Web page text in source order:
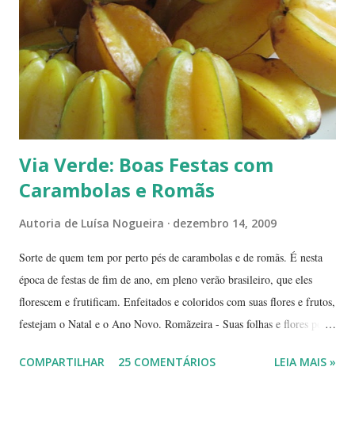
A moça que aparece na...
Via Verde: Boas Festas com
Carambolas e Romãs
Autoria de Luísa Nogueira dezembro 14, 2009
Sorte de quem tem por perto pés de carambolas e de romãs. É nesta
época de festas de fim de ano, em pleno verão brasileiro, que eles
florescem e frutificam. Enfeitados e coloridos com suas flores e frutos,
festejam o Natal e o Ano Novo. Romãzeira - Suas folhas e flores por
por tons mesclados de rosa, amarelo e laranja. No meio das flores
COMPARTILHAR 25 COMENTÁRIOS LEIA MAIS »